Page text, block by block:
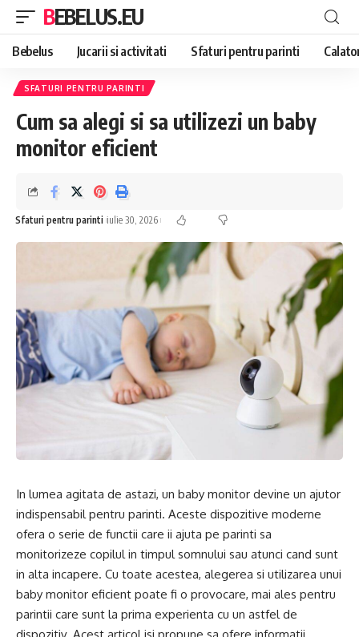
BEBELUS.EU
Bebelus Jucarii si activitati Sfaturi pentru parinti
SFATURI PENTRU PARINTI
Cum sa alegi si sa utilizezi un baby
monitor eficient
Sfaturi pentru parinti iulie 30, 2026
In lumea agitata de astazi, un baby monitor devine un ajutor
indispensabil pentru parinti. Aceste dispozitive moderne
ofera o serie de functii care ii ajuta pe parinti sa
monitorizeze copilul in timpul somnului sau atunci cand sunt
in alta incapere. Cu toate acestea, alegerea si utilizarea unui
baby monitor eficient poate fi o provocare, mai ales pentru
parintii care sunt la prima experienta cu un astfel de